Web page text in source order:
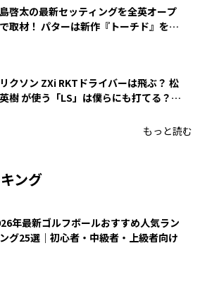
啓太の最新セッティングを全英オープ
取材！ パターは新作『トーチド』を投
クソン ZXi RKTドライバーは飛ぶ？ 松
樹 が使う「LS」は僕らにも打てる？
もっと読む
ング
年最新ゴルフボールおすすめ人気ラン
グ25選｜初心者・中級者・上級者向け